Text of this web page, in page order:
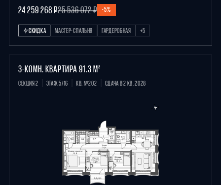
24 259 268 ₽25 536 072 ₽ -5%
СКИДКА МАСТЕР-СПАЛЬНЯ ГАРДЕРОБНАЯ +5
3-КОМН. КВАРТИРА 91.3 М²
СЕКЦИЯ 2 ЭТАЖ 5/16 КВ. №202 СДАЧА В 2 КВ. 2028